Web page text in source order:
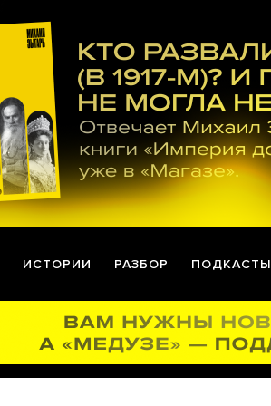
ИСТОРИИ РАЗБОР ПОДКАСТЫ